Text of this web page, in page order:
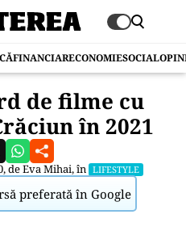
FINANCIARECONOMIESOCIAL
de filme cu
în 2021
deEva Mihai, în LIFESTYLE
preferată în Google